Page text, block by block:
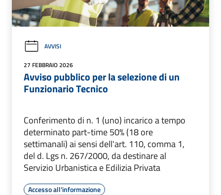
AVVISI
27 FEBBRAIO 2026
Avviso pubblico per la selezione di un
Funzionario Tecnico
Conferimento di n. 1 (uno) incarico a tempo
determinato part-time 50% (18 ore
settimanali) ai sensi dell'art. 110, comma 1,
del d. Lgs n. 267/2000, da destinare al
Servizio Urbanistica e Edilizia Privata
Accesso all'informazione